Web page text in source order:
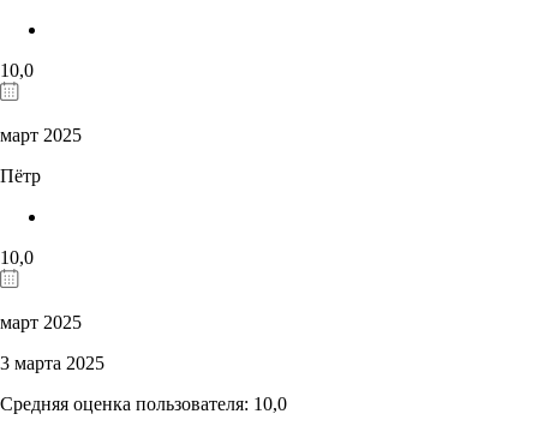
10,0
март 2025
Пётр
10,0
март 2025
3 марта 2025
Средняя оценка пользователя: 10,0